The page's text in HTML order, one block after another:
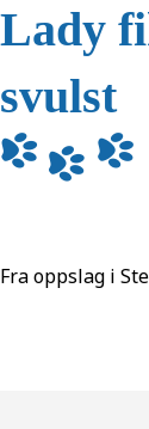
Lady
svulst
Fra oppslag i